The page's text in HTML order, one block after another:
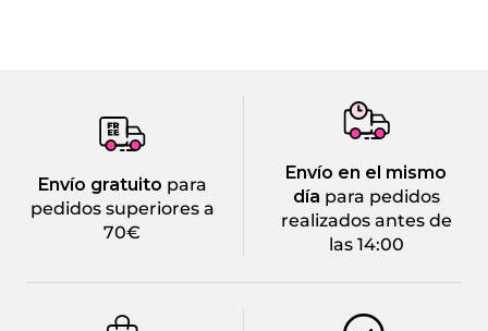
Envío gratuito para
pedidos superiores a
70€
Envío en el mismo
día para pedidos
realizados antes de
las 14:00